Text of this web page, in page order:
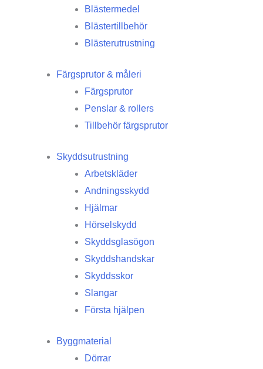
Blästermedel
Blästertillbehör
Blästerutrustning
Färgsprutor & måleri
Färgsprutor
Penslar & rollers
Tillbehör färgsprutor
Skyddsutrustning
Arbetskläder
Andningsskydd
Hjälmar
Hörselskydd
Skyddsglasögon
Skyddshandskar
Skyddsskor
Slangar
Första hjälpen
Byggmaterial
Dörrar